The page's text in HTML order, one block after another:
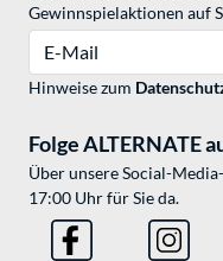
Gewinnspielaktionen auf
Hinweise zum
Folge ALTERNATE
Über unsere Social-
17:00 Uhr für Sie da.